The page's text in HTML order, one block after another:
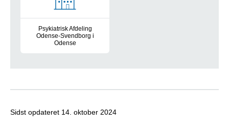
Psykiatrisk Afdeling
Odense-Svendborg i
Odense
Sidst opdateret 14. oktober 2024